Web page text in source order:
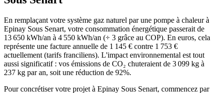
En remplaçant votre système gaz naturel par une pompe à chaleur à
Epinay Sous Senart, votre consommation énergétique passerait de
13 650 kWh/an à 4 550 kWh/an (÷ 3 grâce au COP). En euros, cela
représente une facture annuelle de 1 145 € contre 1 753 €
actuellement (tarifs franciliens). L'impact environnemental est tout
aussi significatif : vos émissions de CO₂ chuteraient de 3 099 kg à
237 kg par an, soit une réduction de 92%.
Pour concrétiser votre projet à Epinay Sous Senart, commencez par